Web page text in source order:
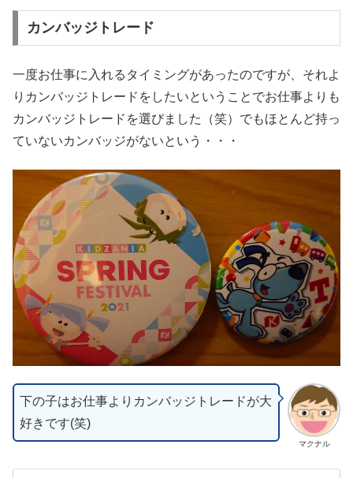
カンバッジトレード
一度お仕事に入れるタイミングがあったのですが、それよ
りカンバッジトレードをしたいということでお仕事よりも
カンバッジトレードを選びました（笑）でもほとんど持っ
ていないカンバッジがないという・・・
マクナル
下の子はお仕事よりカンバッジトレードが大
好きです(笑)